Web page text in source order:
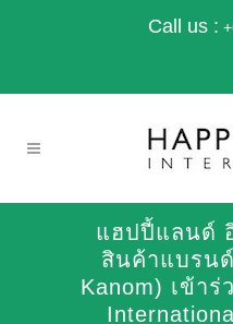
Call us :
แฮปปี้แลนด์
สินค้าแบรน
Kanom) เข้า